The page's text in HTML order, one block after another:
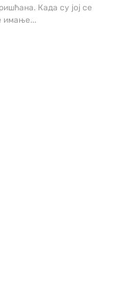
Када су јој се
имање...